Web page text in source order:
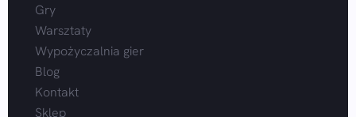
Gry
Warsztaty
Wypożyczalnia gier
Blog
Kontakt
Sklep